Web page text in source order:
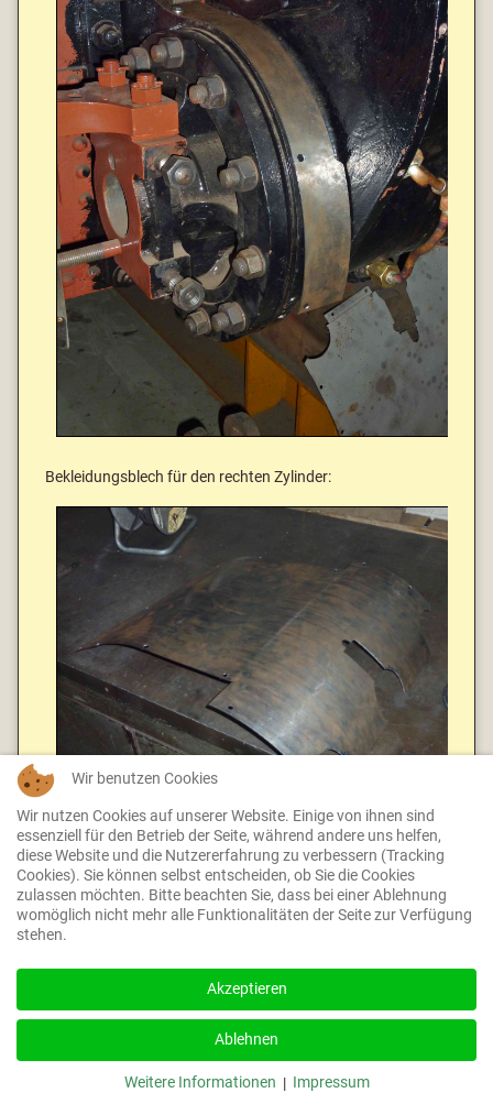
Bekleidungsblech für den rechten Zylinder:
Rechter Zylinder mit neu angefertigten Einschraubstutzen
und Entwässerungsleitungen:
Wir benutzen Cookies
Wir nutzen Cookies auf unserer Website. Einige von ihnen sind
essenziell für den Betrieb der Seite, während andere uns helfen,
diese Website und die Nutzererfahrung zu verbessern (Tracking
Cookies). Sie können selbst entscheiden, ob Sie die Cookies
zulassen möchten. Bitte beachten Sie, dass bei einer Ablehnung
womöglich nicht mehr alle Funktionalitäten der Seite zur Verfügung
stehen.
Akzeptieren
Ablehnen
Weitere Informationen | Impressum